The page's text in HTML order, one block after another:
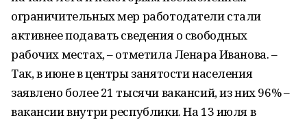
ограничительных мер работодатели стали
активнее подавать сведения o свободных
рабочих местах, – отметила Ленара Иванова. –
Так, в июне в центры занятости населения
заявлено более 21 тысячи вакансий, из них 96% –
вакансии внутри республики. На 13 июля в